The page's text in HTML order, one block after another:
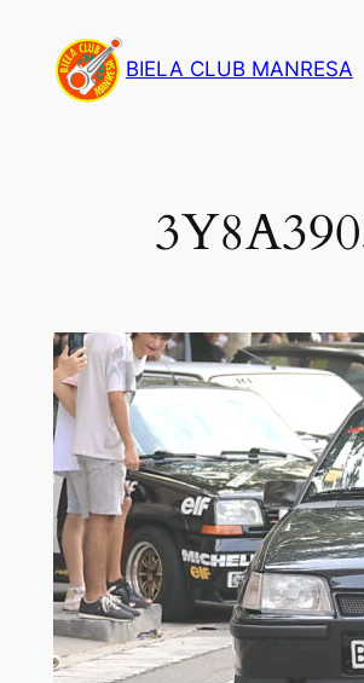
contenido
BIELA CLUB MANRESA